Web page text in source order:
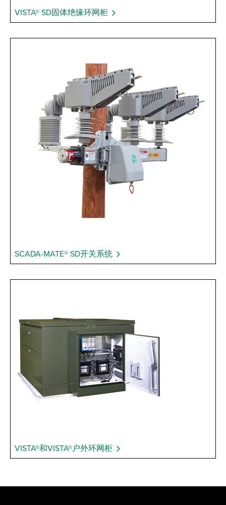
VISTA® SD固体绝缘环网柜
SCADA-MATE® SD开关系统
VISTA®和VISTA®户外环网柜